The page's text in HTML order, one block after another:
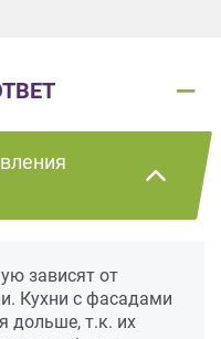
зависят от
Кухни с фасадами
дольше, т.к. их